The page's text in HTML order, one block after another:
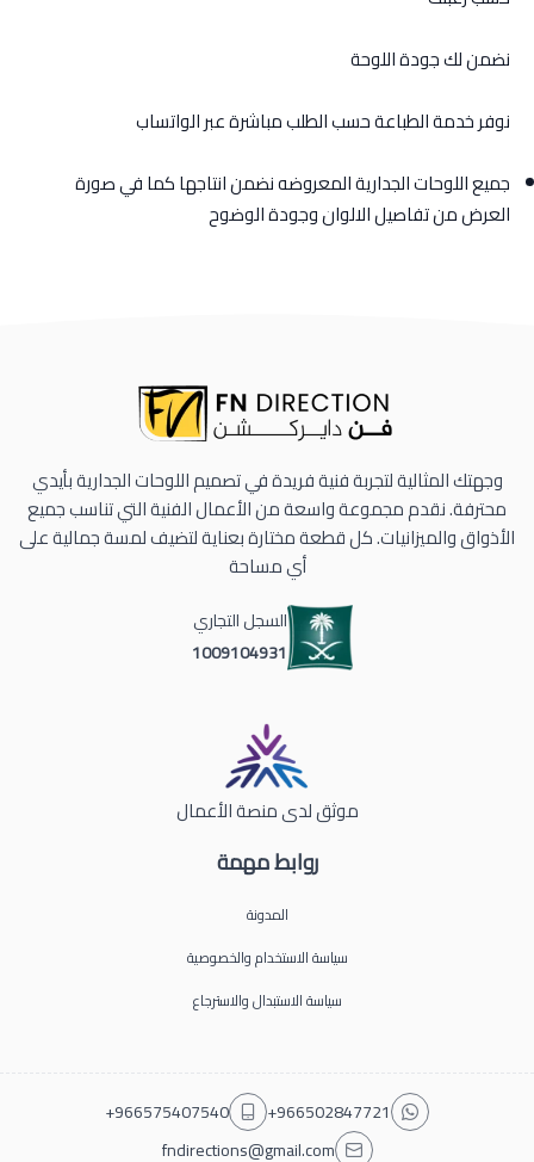
نضمن لك جودة اللوحة
نوفر خدمة الطباعة حسب الطلب مباشرة عبر الواتساب
جميع اللوحات الجدارية المعروضه نضمن انتاجها كما في صورة
العرض من تفاصيل الالوان وجودة الوضوح
روابط مهمة
المدونة
سياسة الاستخدام والخصوصية
سياسة الاستبدال والاسترجاع
وجهتك المثالية لتجربة فنية فريدة في تصميم اللوحات الجدارية بأيدي
محترفة. نقدم مجموعة واسعة من الأعمال الفنية التي تناسب جميع
الأذواق والميزانيات. كل قطعة مختارة بعناية لتضيف لمسة جمالية على
أي مساحة
السجل التجاري
1009104931
موثق لدى منصة الأعمال
+966502847721
+966575407540
fndirections@gmail.com